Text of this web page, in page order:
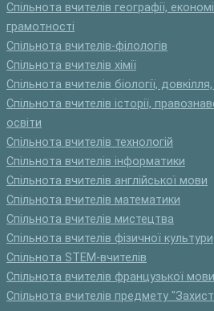
Спільнота вчителів географії,
грамотності
Спільнота вчителів-філологів
Спільнота вчителів хімії
Спільнота вчителів біології,
Спільнота вчителів історії,
освіти
Спільнота вчителів технологій
Спільнота вчителів інформатики
Спільнота вчителів англійської мови
Спільнота вчителів математики
Спільнота вчителів мистецтва
Спільнота вчителів фізичної культури
Спільнота STEM-вчителів
Спільнота вчителів французької мови
Спільнота вчителів предмету